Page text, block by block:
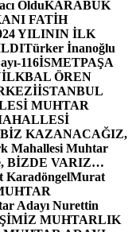
OlduKARABÜK
FATİH
YILININ İLK
Türker İnanoğlu
116İSMETPAŞA
İLKBAL ÖREN
İSTANBUL
MUHTAR
KAZANACAĞIZ,
Mahallesi Muhtar
BİZDE VARIZ…
KaradöngelMurat
Adayı Nurettin
MUHTARLIK